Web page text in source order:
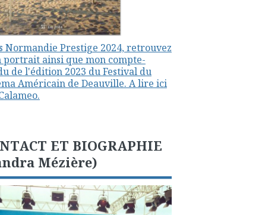
Normandie Prestige 2024, retrouvez
portrait ainsi que mon compte-
de l'édition 2023 du Festival du
Américain de Deauville. A lire ici
ET BIOGRAPHIE
Mézière)